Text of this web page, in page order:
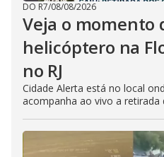
DO R7/08/08/2026
Veja o momento
helicóptero na
no RJ
Cidade Alerta está no local
acompanha ao vivo a